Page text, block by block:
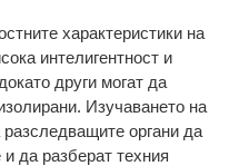
характеристики на
интелигентност и
други могат да
Изучаването на
разследващите органи да
да разберат техния